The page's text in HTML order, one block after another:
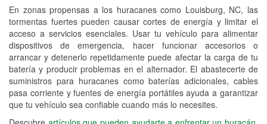
En zonas propensas a los huracanes como Louisburg, NC, las
tormentas fuertes pueden causar cortes de energía y limitar el
acceso a servicios esenciales. Usar tu vehículo para alimentar
dispositivos de emergencia, hacer funcionar accesorios o
arrancar y detenerlo repetidamente puede afectar la carga de tu
batería y producir problemas en el alternador. El abastecerte de
suministros para huracanes como baterías adicionales, cables
pasa corriente y fuentes de energía portátiles ayuda a garantizar
que tu vehículo sea confiable cuando más lo necesites.
freno
Mangueras hidráulicas a la medida
Hurricane Supplies
Conoce más
Idiomas adicionales
Español, Criollo francés